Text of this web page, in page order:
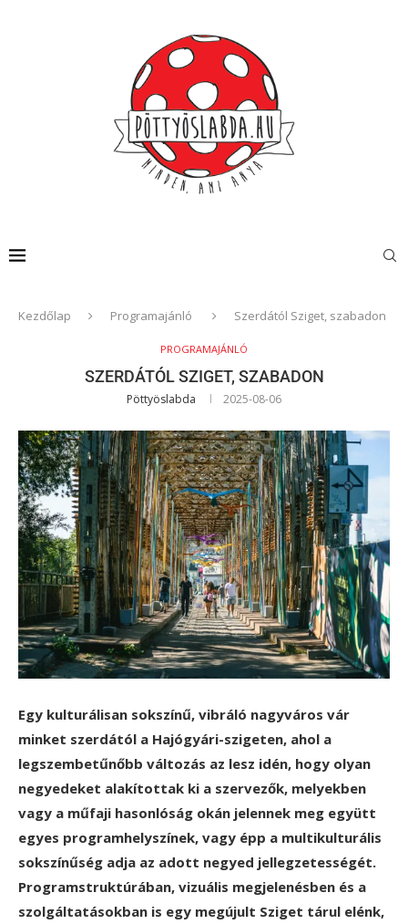
Kezdőlap Programajánló Szerdától Sziget, szabadon
PROGRAMAJÁNLÓ
SZERDÁTÓL SZIGET, SZABADON
Pöttyöslabda 2025-08-06
Egy kulturálisan sokszínű, vibráló nagyváros vár
minket szerdától a Hajógyári-szigeten, ahol a
legszembetűnőbb változás az lesz idén, hogy olyan
negyedeket alakítottak ki a szervezők, melyekben
vagy a műfaji hasonlóság okán jelennek meg együtt
egyes programhelyszínek, vagy épp a multikulturális
sokszínűség adja az adott negyed jellegzetességét.
Programstruktúrában, vizuális megjelenésben és a
szolgáltatásokban is egy megújult Sziget tárul elénk,